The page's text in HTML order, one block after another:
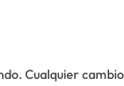
Cualquier